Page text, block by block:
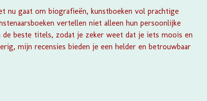
nu gaat om biografieën, kunstboeken vol prachtige
vertellen niet alleen hun persoonlijke
de beste titels, zodat je zeker weet dat je iets moois en
mijn recensies bieden je een helder en betrouwbaar